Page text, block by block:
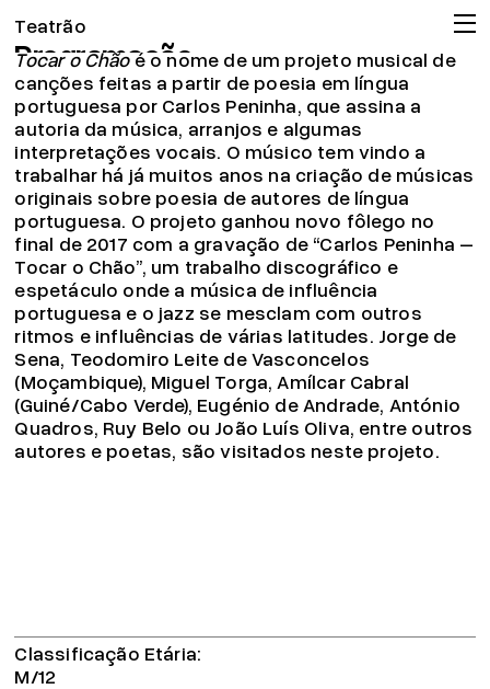
Teatrão
Programação
Companhia
Associação
Circulação
Projeto pedagógico
Arquivo
OMT
Apoios
Bilheteira
© 2026 Teatrão – Companhia de Teatro, Coimbra
19.04.26
Já pode consignar o seu IRS!
Ler mais
Tocar o Chão
Tocar o Chãoé o nome de um projeto musical de
canções feitas a partir de poesia em língua
portuguesa por Carlos Peninha, que assina a
autoria da música, arranjos e algumas
interpretações vocais. O músico tem vindo a
trabalhar há já muitos anos na criação de músicas
originais sobre poesia de autores de língua
portuguesa. O projeto ganhou novo fôlego no
final de 2017 com a gravação de “Carlos Peninha –
Tocar o Chão”, um trabalho discográfico e
espetáculo onde a música de influência
portuguesa e o jazz se mesclam com outros
ritmos e influências de várias latitudes. Jorge de
Sena, Teodomiro Leite de Vasconcelos
(Moçambique), Miguel Torga, Amílcar Cabral
(Guiné/Cabo Verde), Eugénio de Andrade, António
Quadros, Ruy Belo ou João Luís Oliva, entre outros
autores e poetas, são visitados neste projeto.
Classificação Etária
M/12